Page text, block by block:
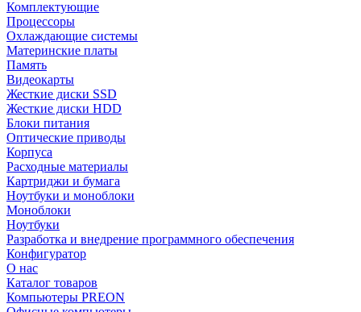
Комплектующие
Процессоры
Охлаждающие системы
Материнские платы
Память
Видеокарты
Жесткие диски SSD
Жесткие диски HDD
Блоки питания
Оптические приводы
Корпуса
Расходные материалы
Картриджи и бумага
Ноутбуки и моноблоки
Моноблоки
Ноутбуки
Разработка и внедрение программного обеспечения
Конфигуратор
О нас
Каталог товаров
Компьютеры PREON